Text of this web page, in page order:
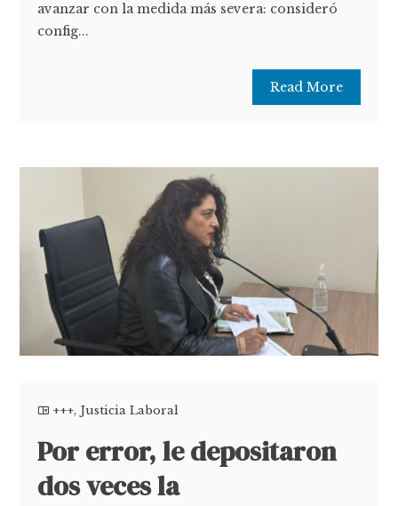
avanzar con la medida más severa: consideró
config...
Read More
+++, Justicia Laboral
Por error, le depositaron
dos veces la